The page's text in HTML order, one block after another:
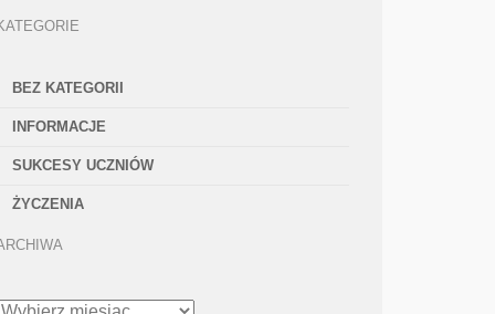
BEZ KATEGORII
INFORMACJE
SUKCESY UCZNIÓW
ŻYCZENIA